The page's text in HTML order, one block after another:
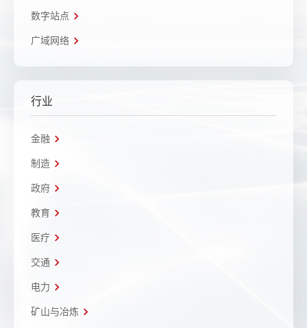
数字站点
广域网络
行业
金融
制造
政府
教育
医疗
交通
电力
矿山与冶炼